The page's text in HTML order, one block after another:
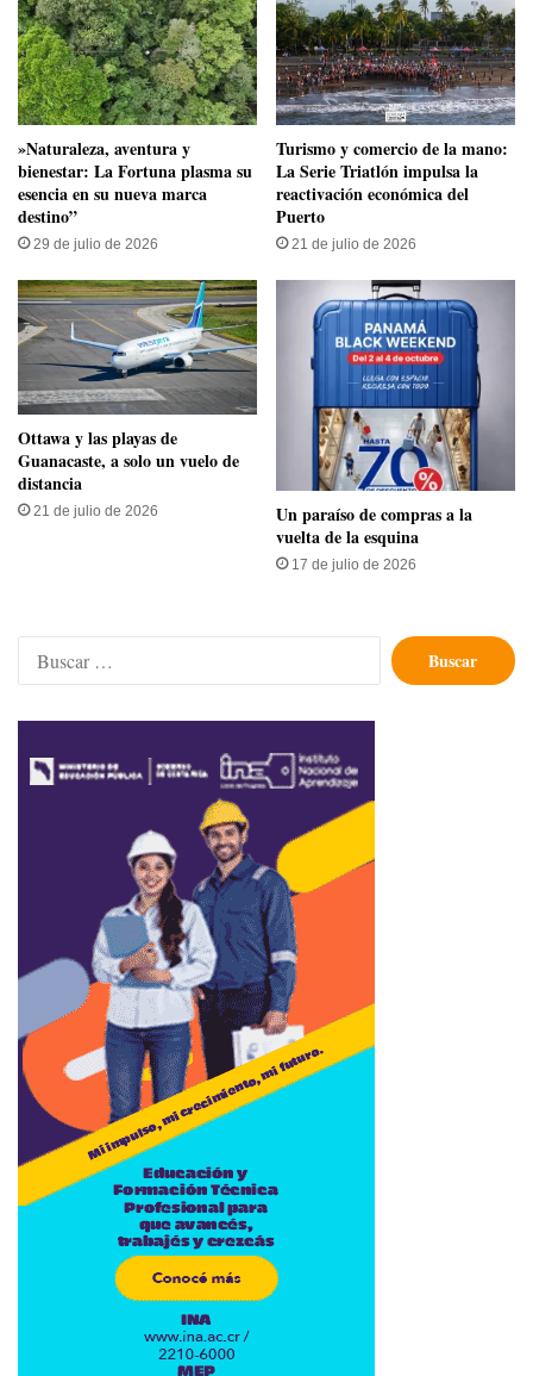
​»Naturaleza, aventura y
bienestar: La Fortuna plasma su
esencia en su nueva marca
destino”
29 de julio de 2026
Turismo y comercio de la mano:
La Serie Triatlón impulsa la
reactivación económica del
Puerto
21 de julio de 2026
Ottawa y las playas de
Guanacaste, a solo un vuelo de
distancia
21 de julio de 2026
Un paraíso de compras a la
vuelta de la esquina
17 de julio de 2026
Buscar: